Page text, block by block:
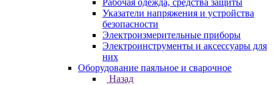
Рабочая одежда, средства защиты
Указатели напряжения и устройства
безопасности
Электроизмерительные приборы
Электроинструменты и аксессуары для
них
Оборудование паяльное и сварочное
Назад